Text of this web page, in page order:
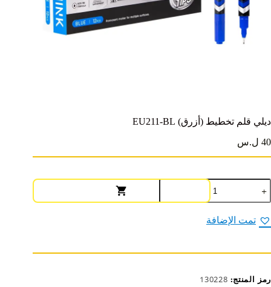
ديلي قلم تخطيط (أزرق) EU211-BL
40 ل.س
كمية
ديلي
قلم
تخطيط
(أزرق)
تمت الإضافة
رمز المنتج: 130228